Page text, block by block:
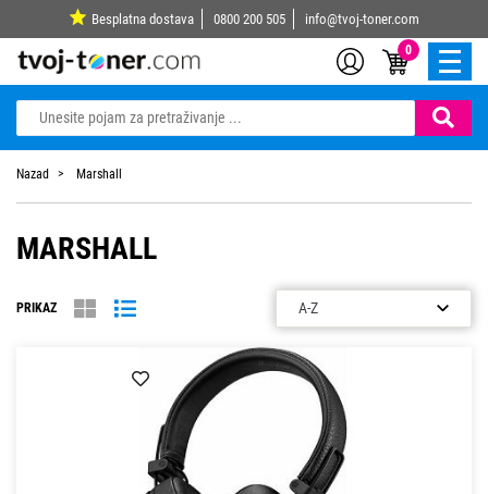
Besplatna dostava 0800 200 505 info@tvoj-toner.com
0
Nazad Marshall
MARSHALL
PRIKAZ